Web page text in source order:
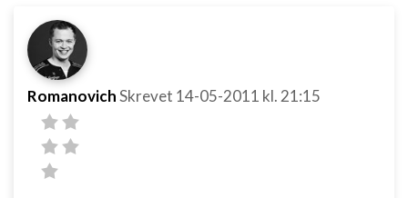
RomanovichSkrevet 14-05-2011 kl. 21:15